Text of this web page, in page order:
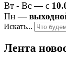
Вт - Вс — с
Пн —
Искать...
Лента